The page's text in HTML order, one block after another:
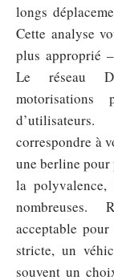
longs
Cette analyse
plus approprié
Le réseau
correspondre à
une berline pour
la
nombreuses.
acceptable
stricte, un
souvent un